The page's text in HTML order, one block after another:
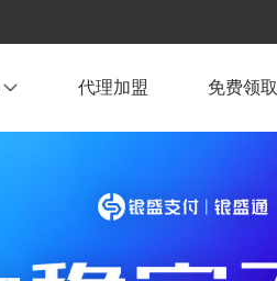
代理加盟 免费领取